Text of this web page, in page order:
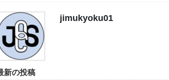
jimukyoku01
新の投稿